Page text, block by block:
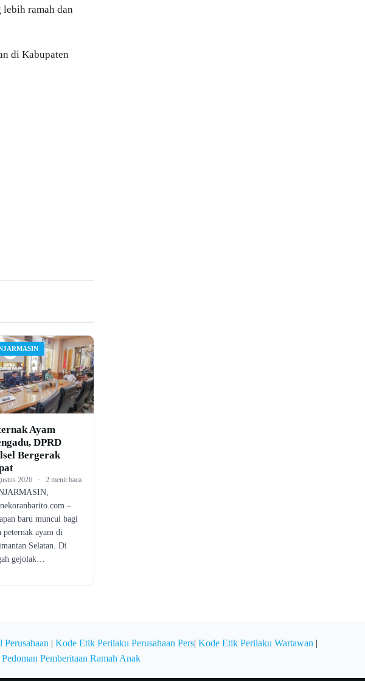
ramah dan
di Kabupaten
Ayam
DPRD
Bergerak
2026 · 2 menit baca
–
baru muncul bagi
peternak ayam di
Selatan. Di
gejolak…
| Kode Etik Perilaku Perusahaan Pers| Kode Etik Perilaku Wartawan |
Pedoman Pemberitaan Ramah Anak